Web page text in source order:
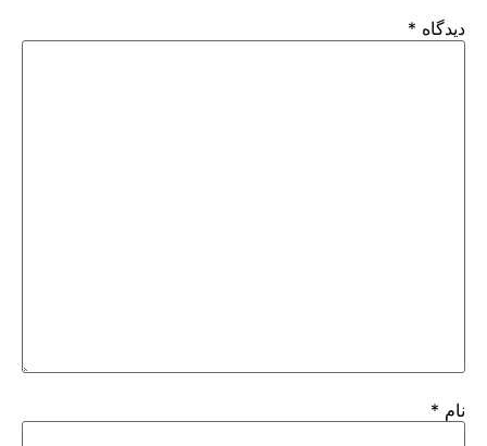
دیدگاه *
نام *